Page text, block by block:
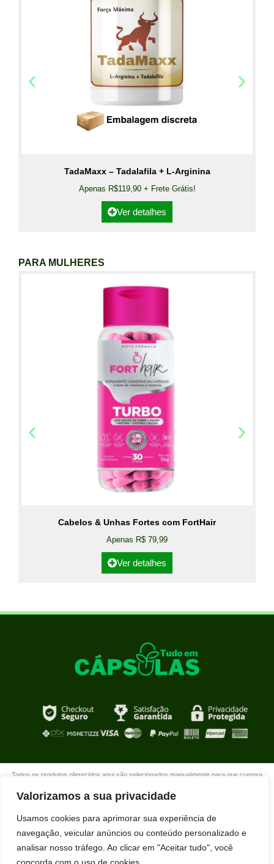
Valorizamos a sua privacidade
Usamos cookies para aprimorar sua experiência de
navegação, veicular anúncios ou conteúdo personalizado e
analisar nosso tráfego. Ao clicar em "Aceitar tudo", você
TadaMaxx – Tadalafila + L-Arginina
Apenas R$119,90 + Frete Grátis!
Ver detalhes
PARA MULHERES
Cabelos & Unhas Fortes com FortHair
Apenas R$ 79,99
Ver detalhes
Todos os produtos oferecidos aqui são selecionados manualmente para que cumpra
extraordinários para você que está realmente comprometido com sua mudança. Boas